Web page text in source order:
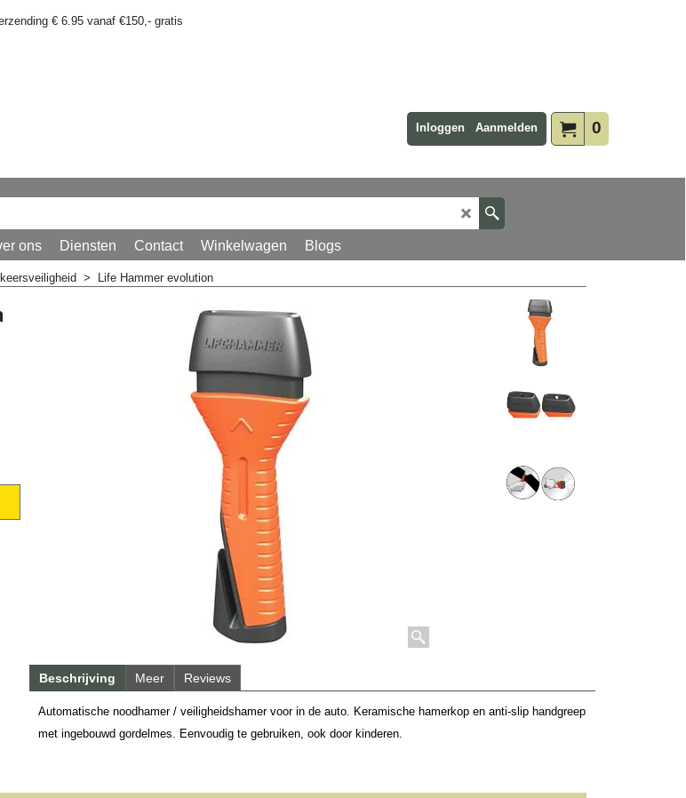
€ 6.95 vanaf €150,- gratis
0
Inloggen Aanmelden
ons Diensten Contact Winkelwagen Blogs
> Life Hammer evolution
Beschrijving Meer Reviews
Automatische noodhamer / veiligheidshamer voor in de auto. Keramische hamerkop en anti-slip handgreep
met ingebouwd gordelmes. Eenvoudig te gebruiken, ook door kinderen.